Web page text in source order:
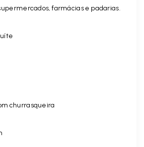
farmácias e padarias.
churrasqueira